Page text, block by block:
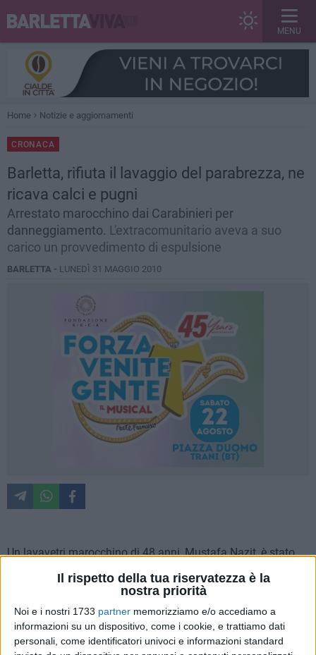
Il rispetto della tua riservatezza è la
nostra priorità
Noi e i nostri 1733 partner memorizziamo e/o accediamo a
informazioni su un dispositivo, come i cookie, e trattiamo dati
personali, come identificatori univoci e informazioni standard
MENU
Home Notizie e aggiornamenti
CRONACA
Barletta, rifiuta il lavaggio del parabrezza, ne
ricava calci e pugni
Arrestato marocchino dai Carabinieri per
danneggiamento. L'extracomunitario aveva a suo
carico un provvedimento di espulsione
BARLETTA - LUNEDÌ 31 MAGGIO 2010
Un lavavetri marocchino di 48 anni, Mustafa Nazit, è stato
arrestato ieri pomeriggio dai Carabinieri del Nucleo
Radiomobile della Compagnia di Barletta per
via Foggia con via Parrilli, hanno soccorso un automobilista
il quale ha riferito che mentre si trovava fermo al semaforo, è